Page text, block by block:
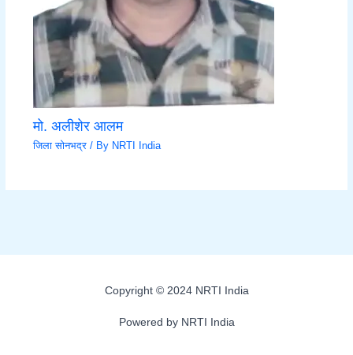
मो. अलीशेर आलम
जिला सोनभद्र/ By NRTI India
Copyright © 2024 NRTI India
Powered by NRTI India